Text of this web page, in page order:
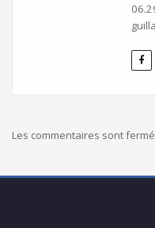
Les commentaires sont